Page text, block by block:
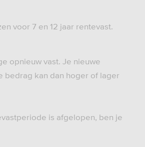
voor 7 en 12 jaar rentevast.
opnieuw vast. Je nieuwe
bedrag kan dan hoger of lager
is afgelopen, ben je